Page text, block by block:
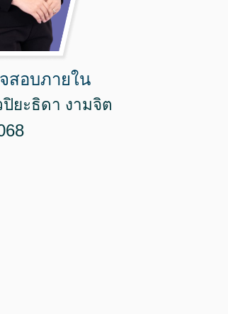
สอบภายใน
ยะธิดา งามจิต